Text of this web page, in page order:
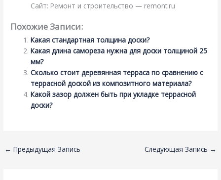
Сайт: Ремонт и строительство — remont.ru
Похожие Записи:
Какая стандартная толщина доски?
Какая длина самореза нужна для доски толщиной 25
мм?
Сколько стоит деревянная терраса по сравнению с
террасной доской из композитного материала?
Какой зазор должен быть при укладке террасной
доски?
← Предыдущая Запись Следующая Запись →